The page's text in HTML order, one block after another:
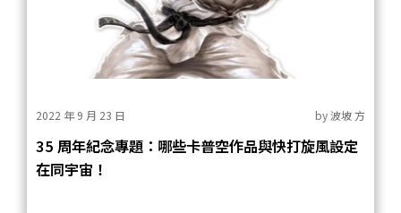
2022 年 9 月 23 日 by波坡 方
35 周年紀念專題：哪些卡普空作品與快打旋風設定
在同宇宙！